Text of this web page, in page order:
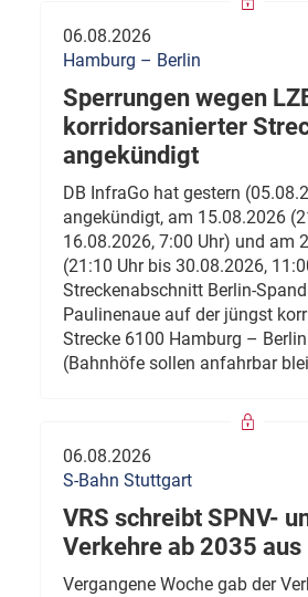
06.08.2026
Hamburg – Berlin
Sperrungen wegen
korridorsanierter
angekündigt
DB InfraGo hat gestern
angekündigt, am 15.08.2026
16.08.2026, 7:00 Uhr) und am
(21:10 Uhr bis 30.08.2026,
Streckenabschnitt Berlin-
Paulinenaue auf der jüngst
Strecke 6100 Hamburg –
(Bahnhöfe sollen anfahrbar
06.08.2026
S-Bahn Stuttgart
VRS schreibt SPNV-
Verkehre ab 2035 aus
Vergangene Woche gab der